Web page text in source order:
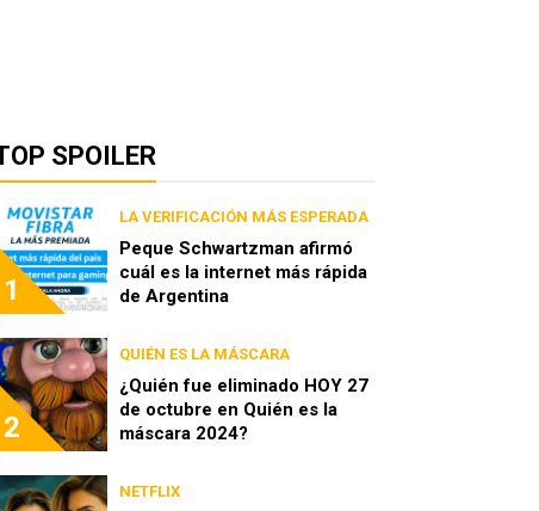
SPOILER
1
LA VERIFICACIÓN MÁS ESPERADA
Peque Schwartzman afirmó
cuál es la internet más rápida
de Argentina
2
QUIÉN ES LA MÁSCARA
¿Quién fue eliminado HOY 27
de octubre en Quién es la
máscara 2024?
NETFLIX